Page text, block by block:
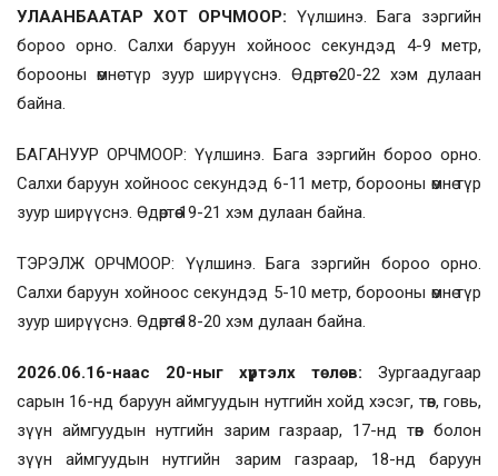
УЛААНБААТАР ХОТ ОРЧМООР: Үүлшинэ. Бага зэргийн
бороо орно. Салхи баруун хойноос секундэд 4-9 метр,
борооны өмнө түр зуур ширүүснэ. Өдөртөө 20-22 хэм дулаан
байна.
БАГАНУУР ОРЧМООР: Үүлшинэ. Бага зэргийн бороо орно.
Салхи баруун хойноос секундэд 6-11 метр, борооны өмнө түр
зуур ширүүснэ. Өдөртөө 19-21 хэм дулаан байна.
ТЭРЭЛЖ ОРЧМООР: Үүлшинэ. Бага зэргийн бороо орно.
Салхи баруун хойноос секундэд 5-10 метр, борооны өмнө түр
зуур ширүүснэ. Өдөртөө 18-20 хэм дулаан байна.
2026.06.16-наас 20-ныг хүртэлх төлөв: Зургаадугаар
сарын 16-нд баруун аймгуудын нутгийн хойд хэсэг, төв, говь,
зүүн аймгуудын нутгийн зарим газраар, 17-нд төв болон
зүүн аймгуудын нутгийн зарим газраар, 18-нд баруун